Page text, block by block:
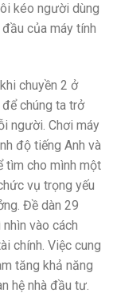
kéo người dùng
của máy tính
chuyền 2 ở
chúng ta trở
người. Chơi máy
độ tiếng Anh và
tìm cho mình một
vụ trọng yếu
Đề dàn 29
vào cách
chính. Việc cung
tăng khả năng
hệ nhà đầu tư.